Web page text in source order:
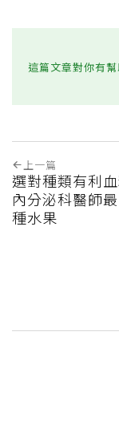
這篇文章對你有幫
上一篇
選對種類有利
內分泌科醫師
種水果